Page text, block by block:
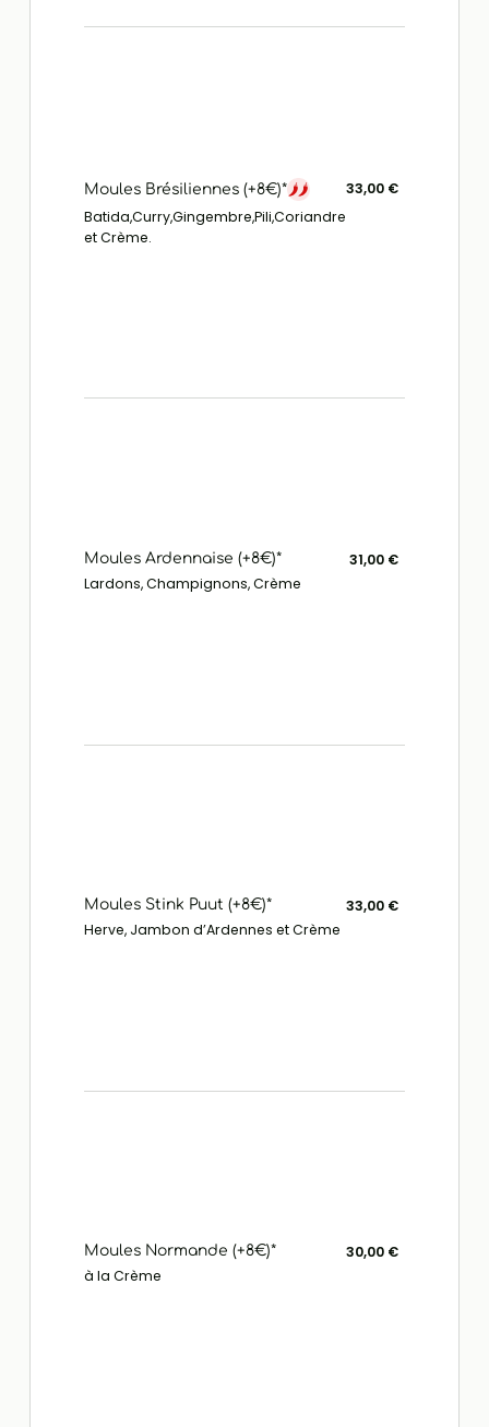
Moules Brésiliennes (+8€)*
Batida,Curry,Gingembre,Pili,Coriandre
et Crème.
33,00 €
Moules Ardennaise (+8€)*
Lardons, Champignons, Crème
31,00 €
Moules Stink Puut (+8€)*
Herve, Jambon d’Ardennes et Crème
33,00 €
Moules Normande (+8€)*
à la Crème
30,00 €